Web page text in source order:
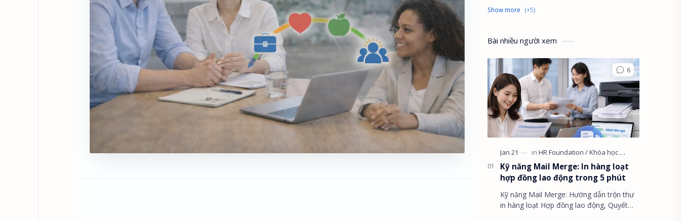
HR News
HR First Principles
English for HR
Bài nhiều người xem
Kỹ năng Mail Merge: In hàng loạt
hợp đồng lao động trong 5 phút
Kỹ năng Mail Merge: Hướng dẫn trộn thư
in hàng loạt Hợp đồng lao động, Quyết